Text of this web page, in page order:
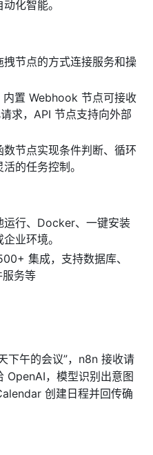
化智能。
拽节点的方式连接服务和操
内置 Webhook 节点可接收
求，API 节点支持向外部
数节点实现条件判断、循环
的任务控制。
运行、Docker、一键安装
业环境。
集成，支持数据库、
服务等
下午的会议”，n8n 接收请
OpenAI，模型识别出意图
创建日程并回传确